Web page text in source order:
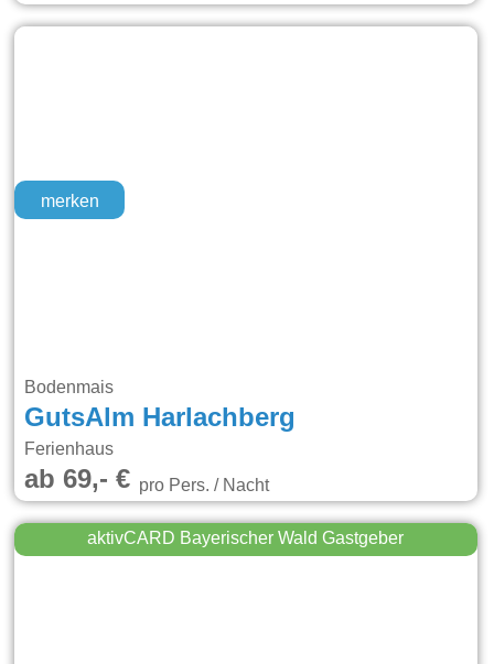
merken
Bodenmais
GutsAlm Harlachberg
Ferienhaus
ab 69,- €pro Pers. / Nacht
aktivCARD Bayerischer Wald Gastgeber